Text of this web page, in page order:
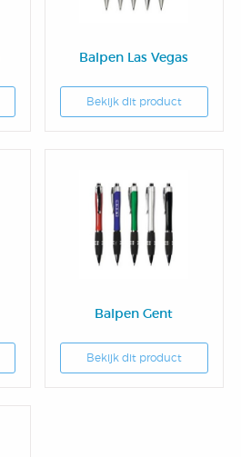
Balpen Las Vegas
Bekijk dit product
Balpen Gent
Bekijk dit product